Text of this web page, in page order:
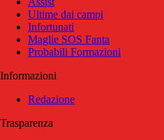
Ultime dai campi
Infortunati
Maglie SOS Fanta
Probabili Formazioni
Informazioni
Redazione
Trasparenza